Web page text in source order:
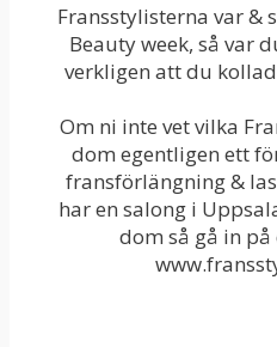
Fransstylisterna var &
Beauty week, så var
verkligen att du
Om ni inte vet vilka
dom egentligen ett
fransförlängning &
har en salong i
dom så gå in